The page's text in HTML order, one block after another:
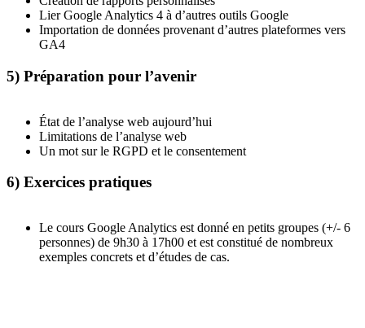
Lier Google Analytics 4 à d’autres outils Google
Importation de données provenant d’autres plateformes vers
GA4
5) Préparation pour l’avenir
État de l’analyse web aujourd’hui
Limitations de l’analyse web
Un mot sur le RGPD et le consentement
6) Exercices pratiques
Le cours Google Analytics est donné en petits groupes (+/- 6
personnes) de 9h30 à 17h00 et est constitué de nombreux
exemples concrets et d’études de cas.